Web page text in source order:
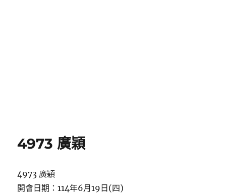
4973 廣穎
4973 廣穎
開會日期：114年6月19日(四)